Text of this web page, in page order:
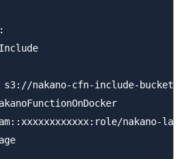
nakano-cfn-include-
nakano-